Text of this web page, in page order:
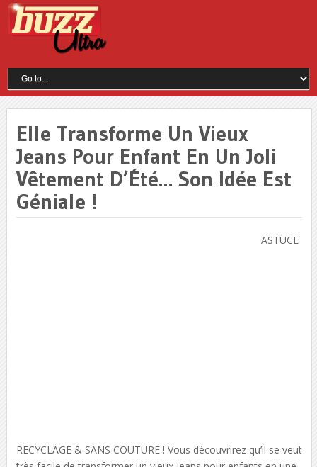
Elle Transforme Un Vieux
Jeans Pour Enfant En Un Joli
Vêtement D’Été… Son Idée Est
Géniale !
ASTUCE
RECYCLAGE & SANS COUTURE ! Vous découvrirez qu’il se veut